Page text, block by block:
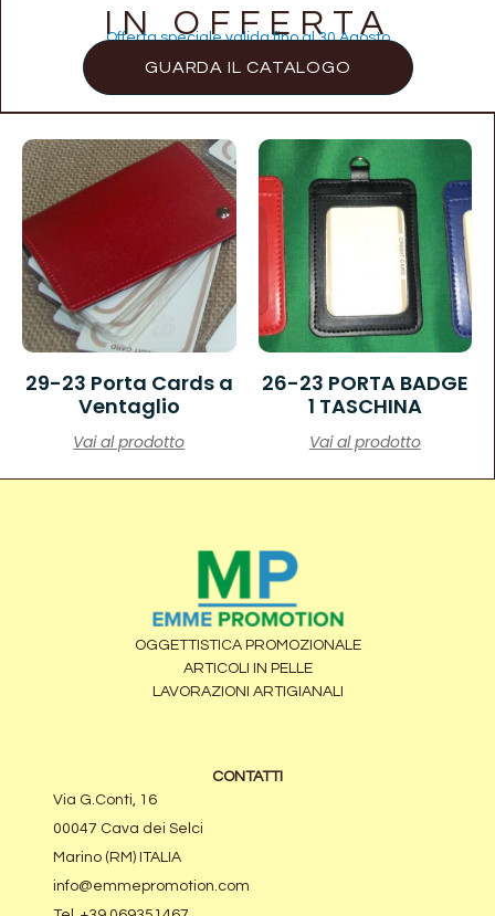
IN OFFERTA
Offerta speciale valida fino al 30 Agosto
GUARDA IL CATALOGO
29-23 Porta Cards a
Ventaglio
Vai al prodotto
26-23 PORTA BADGE
1 TASCHINA
Vai al prodotto
OGGETTISTICA PROMOZIONALE
ARTICOLI IN PELLE
LAVORAZIONI ARTIGIANALI
CONTATTI
Via G.Conti, 16
00047 Cava dei Selci
Marino (RM) ITALIA
info@emmepromotion.com